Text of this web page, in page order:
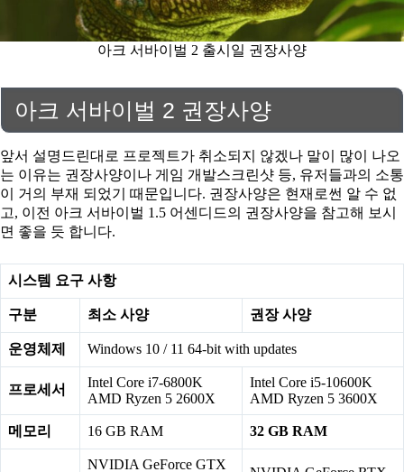
아크 서바이벌 2 출시일 권장사양
아크 서바이벌 2 권장사양
앞서 설명드린대로 프로젝트가 취소되지 않겠나 말이 많이 나오
는 이유는 권장사양이나 게임 개발스크린샷 등, 유저들과의 소통
이 거의 부재 되었기 때문입니다. 권장사양은 현재로썬 알 수 없
고, 이전 아크 서바이벌 1.5 어센디드의 권장사양을 참고해 보시
면 좋을 듯 합니다.
시스템 요구 사항
구분 최소 사양 권장 사양
운영체제 Windows 10 / 11 64-bit with updates
프로세서
Intel Core i7-6800K
AMD Ryzen 5 2600X
Intel Core i5-10600K
AMD Ryzen 5 3600X
메모리 16 GB RAM 32 GB RAM
NVIDIA GeForce GTX